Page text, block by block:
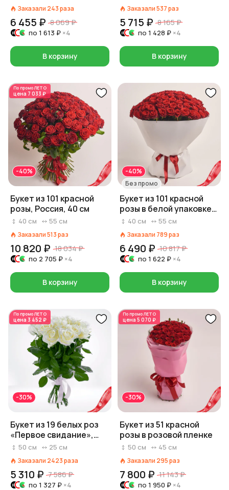
Заказали 243раза
6 455 ₽ 8 069 ₽
по 1 613 ₽ ×4
В корзину
Заказали537раз
5 715 ₽ 8 165 ₽
по 1 428 ₽ ×4
В корзину
По промоЛЕТО
цена 7 033 ₽
-40%
Букет из 101 красной
розы, Россия, 40 см
40 см 55 см
Заказали513раз
10 820 ₽ 18 034 ₽
по 2 705 ₽ ×4
В корзину
-40%
Без промо
Букет из 101 красной
розы в белой упаковке,
Россия, 40 см
40 см 55 см
Заказали 789раз
6 490 ₽ 10 817 ₽
по 1 622 ₽ ×4
В корзину
По промоЛЕТО
цена 3 452 ₽
-30%
Букет из 19 белых роз
«Первое свидание»,
Россия, 50 см
50 см 25 см
Заказали 2423раза
5 310 ₽ 7 586 ₽
по 1 327 ₽ ×4
По промоЛЕТО
цена 5 070 ₽
-30%
Букет из 51 красной
розы в розовой пленке
50 см 45 см
Заказали 295раз
7 800 ₽ 11 143 ₽
по 1 950 ₽ ×4